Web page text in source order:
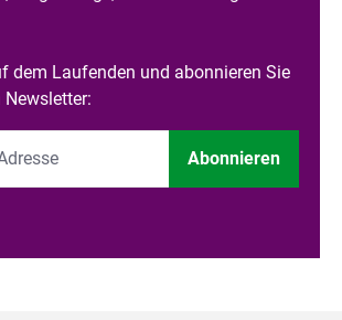
dem Laufenden und abonnieren Sie
Newsletter:
Abonnieren